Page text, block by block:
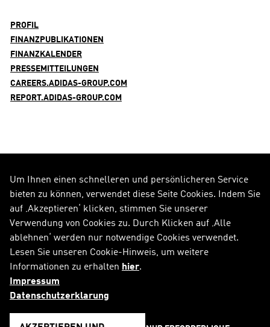
PROFIL
FINANZPUBLIKATIONEN
FINANZKALENDER
PRESSEMITTEILUNGEN
CAREERS.ADIDAS-GROUP.COM
REPORT.ADIDAS-GROUP.COM
FOLGE UNS AUF
Alle Social Media Kanäle
Sitemap
Impressum
Um Ihnen einen schnelleren und persönlicheren Service
bieten zu können, verwendet diese Seite Cookies. Indem Sie
auf ‚Akzeptieren‘ klicken, stimmen Sie unserer
Verwendung von Cookies zu. Durch Klicken auf ‚Alle
ablehnen‘ werden nur notwendige Cookies verwendet.
Lesen Sie unseren Cookie-Hinweis, um weitere
Informationen zu erhalten hier.
Impressum
Datenschutzerklarung